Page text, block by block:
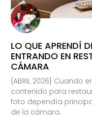
LO QUE APRENDÍ
ENTRANDO EN
CÁMARA
{ABRIL 2026} Cuando
contenido para
foto dependía
de la cámara.